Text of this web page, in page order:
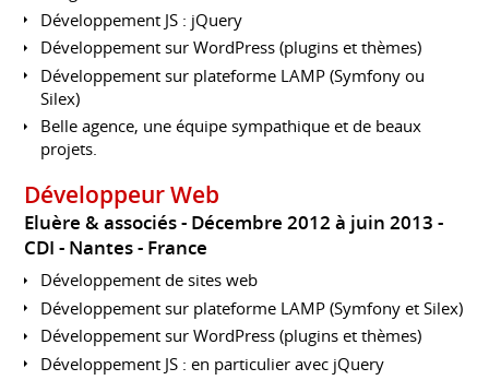
Développement JS : jQuery
Développement sur WordPress (plugins et thèmes)
Développement sur plateforme LAMP (Symfony ou
Silex)
Belle agence, une équipe sympathique et de beaux
projets.
Développeur Web
Eluère & associés
Décembre 2012 à juin 2013
CDI
Nantes France
Développement de sites web
Développement sur plateforme LAMP (Symfony et Silex)
Développement sur WordPress (plugins et thèmes)
Développement JS : en particulier avec jQuery